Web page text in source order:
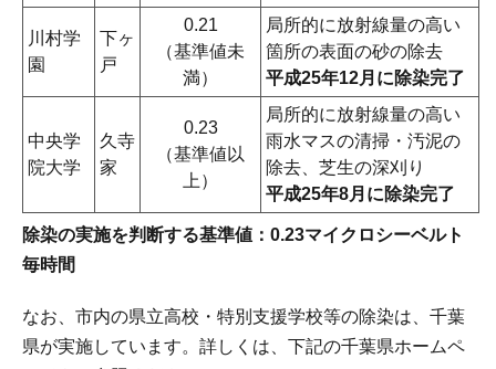
川村学
園
下ヶ
戸
0.21
（基準値未
満）
局所的に放射線量の高い
箇所の表面の砂の除去
平成25年12月に除染完了
中央学
院大学
久寺
家
0.23
（基準値以
上）
局所的に放射線量の高い
雨水マスの清掃・汚泥の
除去、芝生の深刈り
平成25年8月に除染完了
除染の実施を判断する基準値：0.23マイクロシーベルト
毎時間
なお、市内の県立高校・特別支援学校等の除染は、千葉
県が実施しています。詳しくは、下記の千葉県ホームペ